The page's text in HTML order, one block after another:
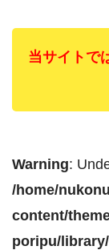
当サイトで
Warning:
/home/
content/
poripu/